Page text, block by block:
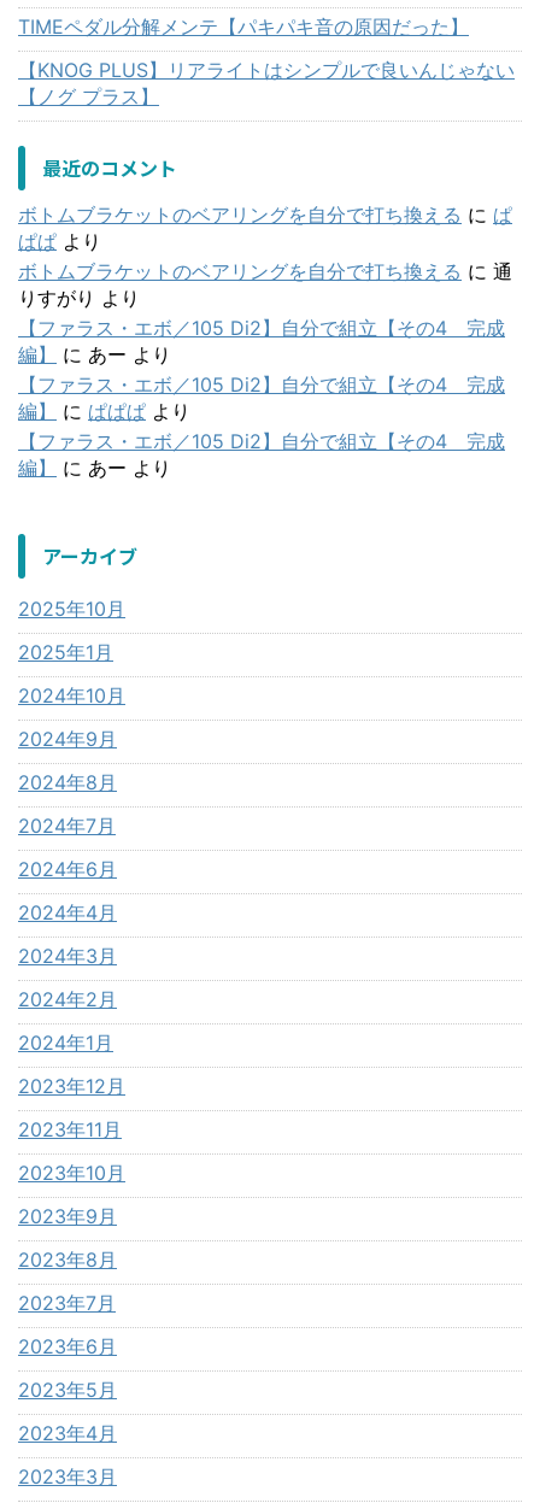
TIMEペダル分解メンテ【パキパキ音の原因だった】
【KNOG PLUS】リアライトはシンプルで良いんじゃない
【ノグ プラス】
最近のコメント
ボトムブラケットのベアリングを自分で打ち換える に ぱ
ぱぱ より
ボトムブラケットのベアリングを自分で打ち換える に 通
りすがり より
【ファラス・エボ／105 Di2】自分で組立【その4 完成
編】
に あー より
【ファラス・エボ／105 Di2】自分で組立【その4 完成
編】
に ぱぱぱ より
【ファラス・エボ／105 Di2】自分で組立【その4 完成
編】
に あー より
アーカイブ
2025年10月
2025年1月
2024年10月
2024年9月
2024年8月
2024年7月
2024年6月
2024年4月
2024年3月
2024年2月
2024年1月
2023年12月
2023年11月
2023年10月
2023年9月
2023年8月
2023年7月
2023年6月
2023年5月
2023年4月
2023年3月